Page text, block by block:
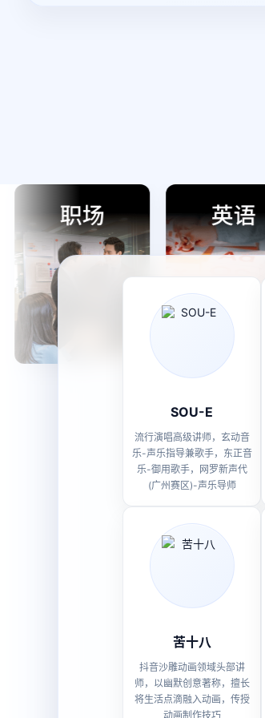
SOU-E
流行演唱高级讲师，玄动音
乐-声乐指导兼歌手，东正音
乐-御用歌手，网罗新声代
(广州赛区)-声乐导师
苦十八
抖音沙雕动画领域头部讲
师，以幽默创意著称，擅长
将生活点滴融入动画，传授
动画制作技巧